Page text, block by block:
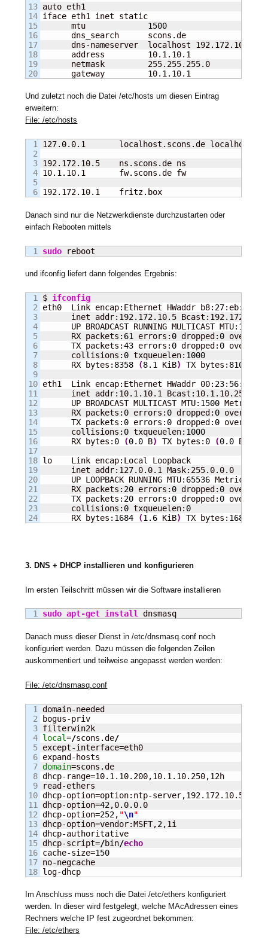
13
14
15
16
17
18
19
auto eth1
iface eth1 inet static
      mtu
1500
      dns_search      scons.de
      dns-nameserver  localhost 192.172.10.5
      address         10.1.10.1
      netmask         255.255.255.0
      gateway         10.1.10.1
Und zuletzt noch die Datei /etc/hosts um diesen Eintrag
erweitern:
File: /etc/hosts
1
2
3
4
5
127.0.0.1       localhost.scons.de localhost
192.172.10.5    ns.scons.de ns
10.1.10.1       fw.scons.de fw
192.172.10.1    fritz.box
Danach sind nur die Netzwerkdienste durchzustarten oder
einfach Rebooten mittels
sudo reboot
und ifconfig liefert dann folgendes Ergebnis:
1
2
3
4
5
6
7
8
9
10
11
12
13
14
15
16
17
18
19
20
21
22
23
$ ifconfig
eth0  Link encap:Ethernet HWaddr b8: 27:eb:
inet addr:192.172.10.5
      UP BROADCAST RUNNING MULTICAST MTU:
1500
      RX packets:
61 errors: 0 dropped: 0
      TX packets:
43 errors: 0 dropped: 0
      collisions:
0 txqueuelen: 1000
      RX bytes:
8358 (8.1 KiB) TX bytes: 8109
eth1  Link encap:Ethernet HWaddr 00: 23: 56:0c:
inet addr:10.1.10.1 Bcast:10.1.10.255
      UP BROADCAST MULTICAST MTU:
1500 Metric:
      RX packets:
0 errors: 0 dropped: 0 overruns:
      TX packets:
0 errors: 0 dropped: 0 overruns:
      collisions:
0 txqueuelen: 1000
      RX bytes:
0 (0.0 B) TX bytes: 0 (0.0 B
lo    Link encap:Local Loopback
      inet addr:127.0.0.1 Mask:255.0.0.0
      UP LOOPBACK RUNNING MTU:
65536 Metric:
      RX packets:
20 errors: 0 dropped: 0
      TX packets:
20 errors: 0 dropped: 0
      collisions:
0 txqueuelen: 0
      RX bytes:
1684 (1.6 KiB) TX bytes: 1684
3. DNS + DHCP installieren und konfigurieren
Im ersten Teilschritt müssen wir die Software installieren
sudo apt-get install dnsmasq
Danach muss dieser Dienst in /etc/dnsmasq.conf noch
konfiguriert werden. Dazu müssen die folgenden Zeilen
auskommentiert und teilweise angepasst werden werden:
File: /etc/dnsmasq.conf
1
2
3
4
5
6
7
8
9
10
11
12
13
14
15
16
17
domain-needed
bogus-priv
local=/scons.de/
except-interface=eth0
domain=scons.de
dhcp-range=10.1.10.200,10.1.10.250,12h
read-ethers
dhcp-option=option:ntp-
dhcp-option=42,0.0.0.0
dhcp-option=252, "\n"
dhcp-option=vendor:MSFT,2,1i
dhcp-authoritative
dhcp-script=/bin/echo
cache-size=150
no-negcache
log-dhcp
Im Anschluss muss noch die Datei /etc/ethers konfiguriert
werden. In dieser wird festgelegt, welche MAcAdressen eines
Rechners welche IP fest zugeordnet bekommen:
File: /etc/ethers